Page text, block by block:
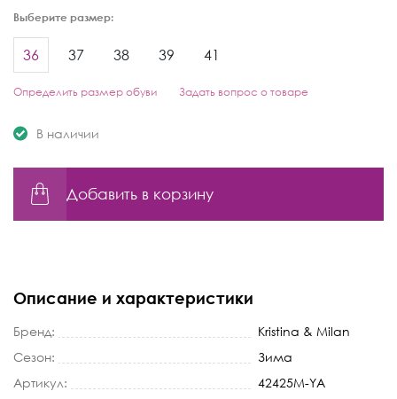
Выберите размер:
36 37 38 39 41
Определить размер обуви Задать вопрос о товаре
В наличии
Добавить в корзину
Описание и характеристики
Бренд:
Kristina & Milan
Сезон:
Зима
Артикул:
42425M-YA